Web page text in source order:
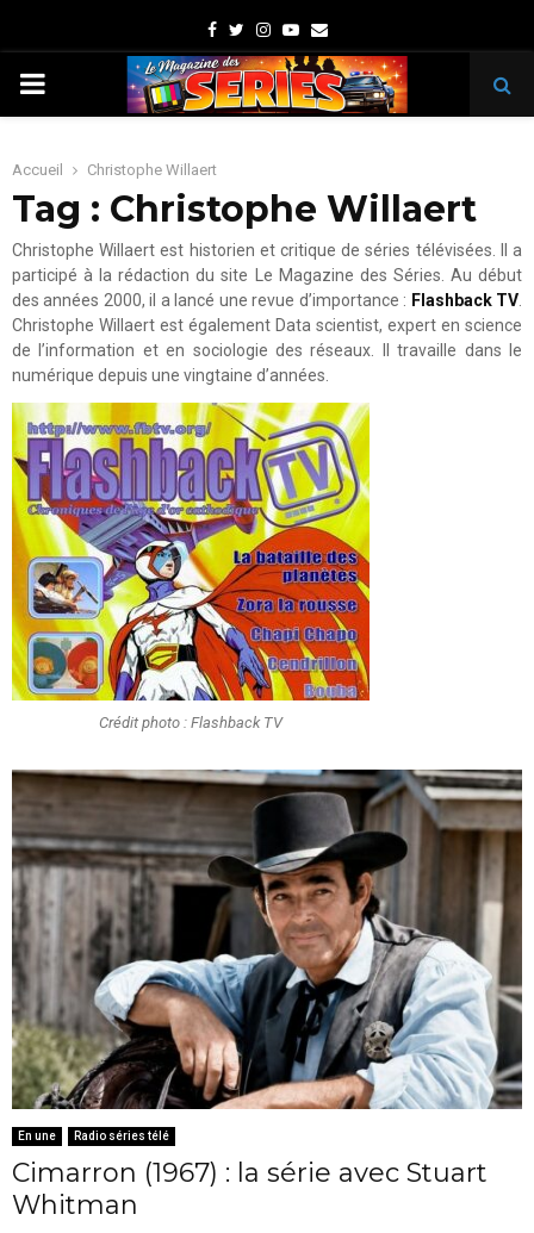
Facebook
TwitterInstagram
Youtube
Email
PRIMARY
Accueil Christophe Willaert
Tag : Christophe Willaert
Christophe Willaert est historien et critique de séries télévisées. Il a
participé à la rédaction du site Le Magazine des Séries. Au début
des années 2000, il a lancé une revue d’importance : Flashback TV
Christophe Willaert est également Data scientist, expert en science
de l’information et en sociologie des réseaux. Il travaille dans le
numérique depuis une vingtaine d’années.
Crédit photo : Flashback TV
En une Radio séries télé
Cimarron (1967) : la série avec Stuart
Whitman